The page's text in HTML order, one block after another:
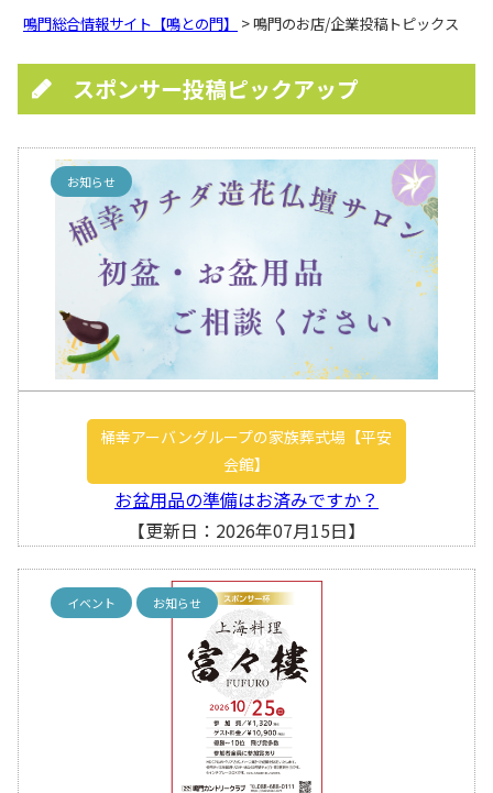
鳴門総合情報サイト【鳴との門】 > 鳴門のお店/企業投稿トピックス
スポンサー投稿ピックアップ
お知らせ
桶幸アーバングループの家族葬式場【平安
会館】
お盆用品の準備はお済みですか？
【更新日：2026年07月15日】
イベント お知らせ